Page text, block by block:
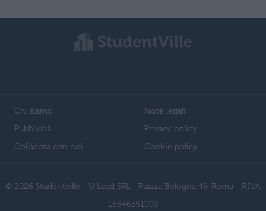
Chi siamo
Pubblicità
Collabora con noi
Note legali
Privacy policy
Cookie policy
© 2026 Studentville - U Lead SRL - Piazza Bologna 49, Roma - P.IVA
15846351003